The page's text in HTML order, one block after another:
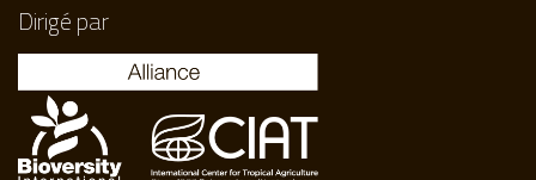
Dirigé par